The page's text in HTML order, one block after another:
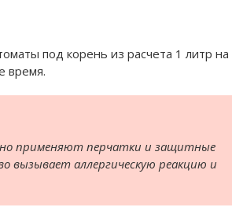
под корень из расчета 1 литр на
время.
применяют перчатки и защитные
вызывает аллергическую реакцию и